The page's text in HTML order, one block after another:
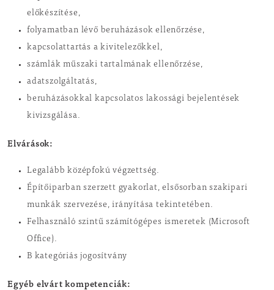
előkészítése,
folyamatban lévő beruházások ellenőrzése,
kapcsolattartás a kivitelezőkkel,
számlák műszaki tartalmának ellenőrzése,
adatszolgáltatás,
beruházásokkal kapcsolatos lakossági bejelentések
kivizsgálása.
Elvárások:
Legalább középfokú végzettség.
Építőiparban szerzett gyakorlat, elsősorban szakipari
munkák szervezése, irányítása tekintetében.
Felhasználó szintű számítógépes ismeretek (Microsoft
Office).
B kategóriás jogosítvány
Egyéb elvárt kompetenciák: